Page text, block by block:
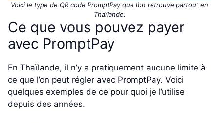
Voici le type de QR code PromptPay que l’on retrouve partout en
Thaïlande.
Ce que vous pouvez payer
avec PromptPay
En Thaïlande, il n’y a pratiquement aucune limite à
ce que l’on peut régler avec PromptPay. Voici
quelques exemples de ce pour quoi je l’utilise
depuis des années.